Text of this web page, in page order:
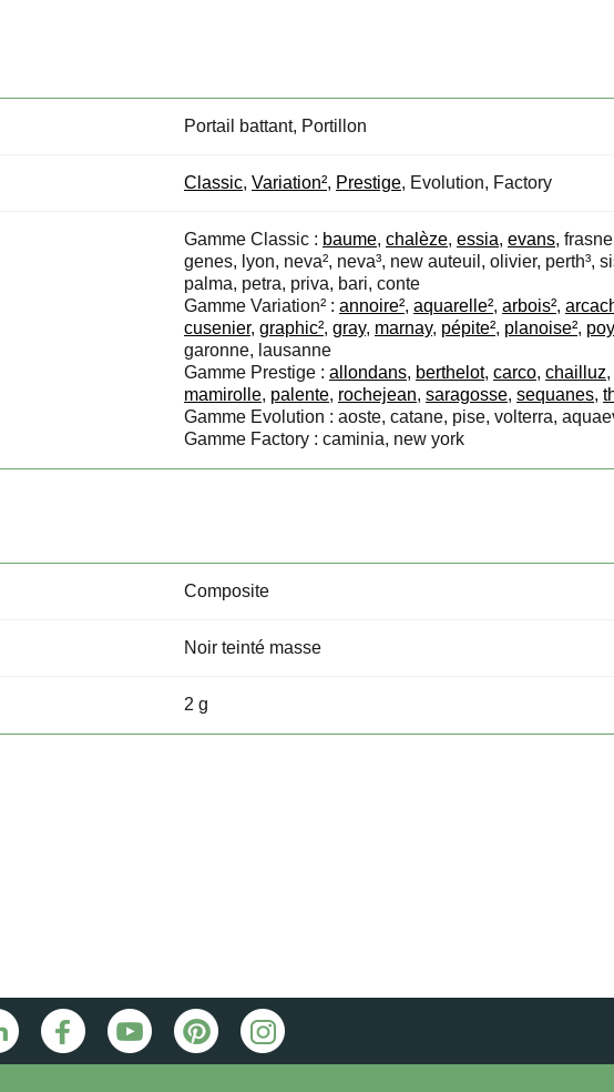
Portail battant, Portillon
Classic, Variation², Prestige, Evolution, Factory
Gamme Classic : baume, chalèze, essia, evans,
genes, lyon, neva², neva³, new auteuil, olivier, perth³,
palma, petra, priva, bari, conte
Gamme Variation² : annoire², aquarelle², arbois²,
cusenier, graphic², gray, marnay, pépite², planoise²,
garonne, lausanne
Gamme Prestige : allondans, berthelot, carco, chailluz
mamirolle, palente, rochejean, saragosse, sequanes,
Gamme Evolution : aoste, catane, pise, volterra,
Gamme Factory : caminia, new york
Composite
Noir teinté masse
2 g